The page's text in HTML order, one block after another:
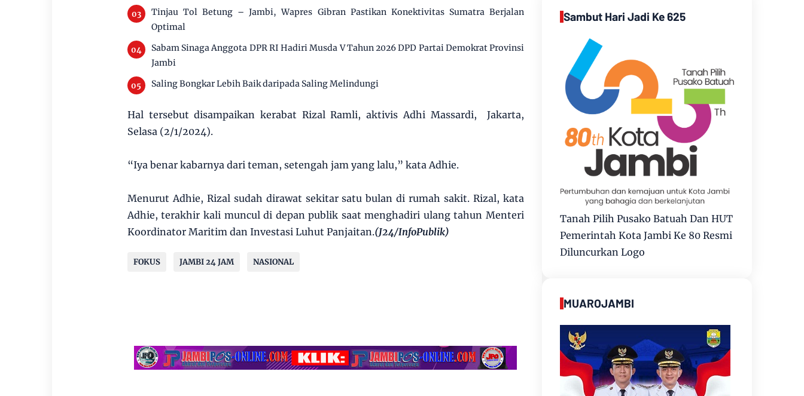
Tinjau Tol Betung – Jambi, Wapres Gibran Pastikan Konektivitas Sumatra Berjalan
Optimal
Sabam Sinaga Anggota DPR RI Hadiri Musda V Tahun 2026 DPD Partai Demokrat Provinsi
Jambi
Saling Bongkar Lebih Baik daripada Saling Melindungi
Hal tersebut disampaikan kerabat Rizal Ramli, aktivis Adhi Massardi, Jakarta,
Selasa (2/1/2024).
“Iya benar kabarnya dari teman, setengah jam yang lalu,” kata Adhie.
Menurut Adhie, Rizal sudah dirawat sekitar satu bulan di rumah sakit. Rizal, kata
Adhie, terakhir kali muncul di depan publik saat menghadiri ulang tahun Menteri
Koordinator Maritim dan Investasi Luhut Panjaitan.(J24/InfoPublik)
FOKUS JAMBI 24 JAM NASIONAL
Sambut Hari Jadi Ke 625
Tanah Pilih Pusako Batuah Dan HUT
Pemerintah Kota Jambi Ke 80 Resmi
Diluncurkan Logo
MUAROJAMBI